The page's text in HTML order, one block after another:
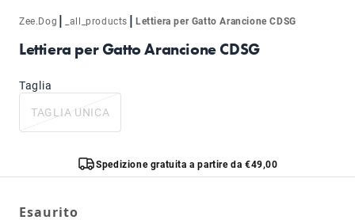
Zee.Dog | _all_products |Lettiera per Gatto Arancione CDSG
Lettiera per Gatto Arancione CDSG
Taglia
TAGLIA UNICA
Spedizione gratuita a partire da €49,00
Esaurito